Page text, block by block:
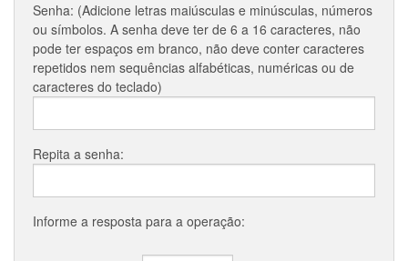
Senha: (Adicione letras maiúsculas e minúsculas, números
ou símbolos. A senha deve ter de 6 a 16 caracteres, não
pode ter espaços em branco, não deve conter caracteres
repetidos nem sequências alfabéticas, numéricas ou de
caracteres do teclado)
Repita a senha:
Informe a resposta para a operação: